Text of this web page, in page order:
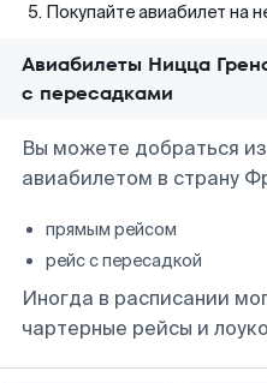
Покупайте авиабилет на
Авиабилеты Ницца
с пересадками
Вы можете добраться
авиабилетом в страну
прямым рейсом
рейс с пересадкой
Иногда в расписании
чартерные рейсы и